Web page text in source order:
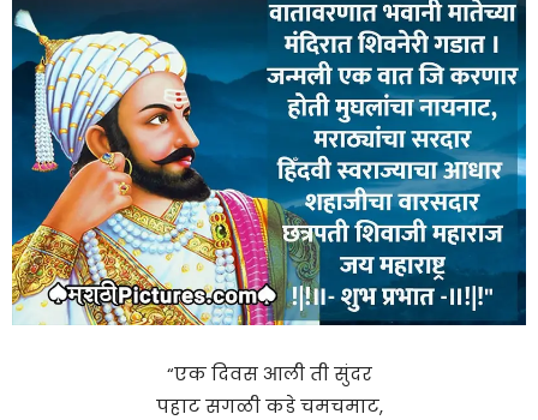
“एक दिवस आली ती सुंदर
पहाट सगळी कडे चमचमाट,